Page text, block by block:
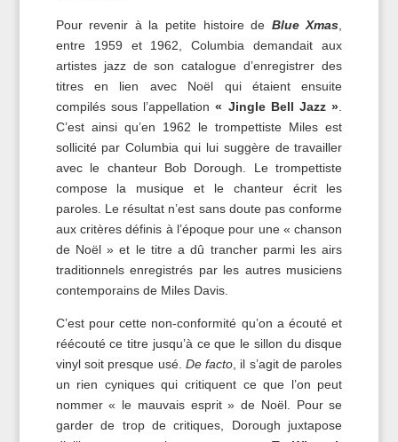
Pour revenir à la petite histoire de Blue Xmas
entre 1959 et 1962, Columbia demandait aux
artistes jazz de son catalogue d’enregistrer des
titres en lien avec Noël qui étaient ensuite
compilés sous l’appellation« Jingle Bell Jazz »
C’est ainsi qu’en 1962 le trompettiste Miles est
sollicité par Columbia qui lui suggère de travailler
avec le chanteur Bob Dorough. Le trompettiste
compose la musique et le chanteur écrit les
paroles. Le résultat n’est sans doute pas conforme
aux critères définis à l’époque pour une « chanson
de Noël » et le titre a dû trancher parmi les airs
traditionnels enregistrés par les autres musiciens
contemporains de Miles Davis.
C’est pour cette non-conformité qu’on a écouté et
réécouté ce titre jusqu’à ce que le sillon du disque
vinyl soit presque usé. De facto , il s’agit de paroles
un rien cyniques qui critiquent ce que l’on peut
nommer « le mauvais esprit » de Noël. Pour se
garder de trop de critiques, Dorough juxtapose